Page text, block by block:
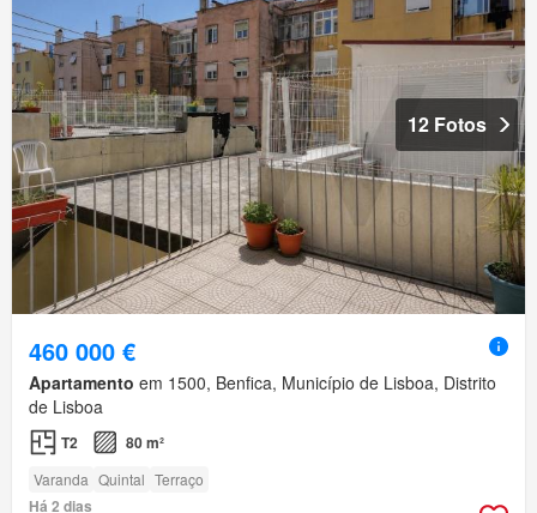
12 Fotos
460 000 €
Apartamento em 1500, Benfica, Município de Lisboa, Distrito
de Lisboa
T2 80 m²
Varanda Quintal Terraço
Há 2 dias